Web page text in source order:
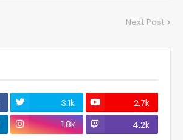
Next Post
3.1k
2.7k
1.8k 4.2k